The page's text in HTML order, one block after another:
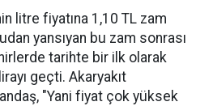
litre fiyatına 1,10 TL zam
yansıyan bu zam sonrası
tarihte bir ilk olarak
geçti. Akaryakıt
"Yani fiyat çok yüksek